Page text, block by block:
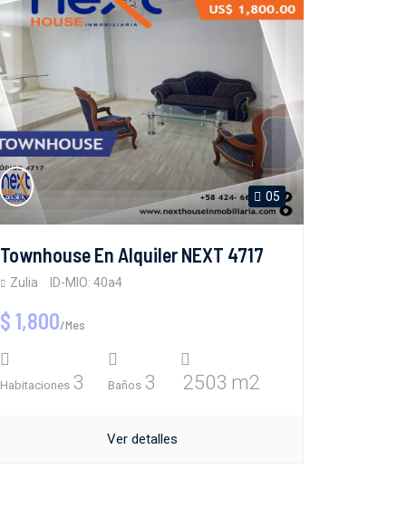
05
Townhouse En Alquiler NEXT 4717
Zulia ID-MIO: 40a4
$ 1,800/Mes
Habitaciones 3 Baños 3 2503 m2
Ver detalles